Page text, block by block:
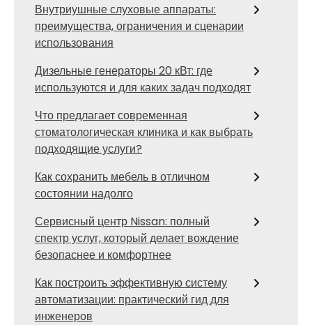
Внутриушные слуховые аппараты:
преимущества, ограничения и сценарии
использования
Дизельные генераторы 20 кВт: где
используются и для каких задач подходят
Что предлагает современная
стоматологическая клиника и как выбрать
подходящие услуги?
Как сохранить мебель в отличном
состоянии надолго
Сервисный центр Nissan: полный
спектр услуг, который делает вождение
безопаснее и комфортнее
Как построить эффективную систему
автоматизации: практический гид для
инженеров